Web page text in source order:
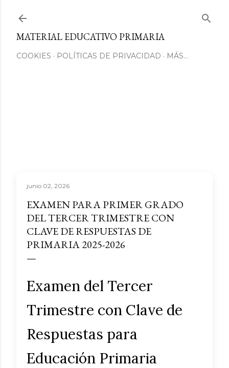
MATERIAL EDUCATIVO PRIMARIA
COOKIES POLÍTICAS DE PRIVACIDAD MÁS…
junio 02, 2026
EXAMEN PARA PRIMER GRADO
DEL TERCER TRIMESTRE CON
CLAVE DE RESPUESTAS DE
PRIMARIA 2025-2026
Examen del Tercer
Trimestre con Clave de
Respuestas para
Educación Primaria